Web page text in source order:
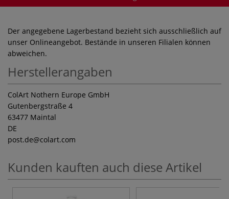
Der angegebene Lagerbestand bezieht sich ausschließlich auf
unser Onlineangebot. Bestände in unseren Filialen können
abweichen.
Herstellerangaben
ColArt Nothern Europe GmbH
Gutenbergstraße 4
63477 Maintal
DE
post.de@colart.com
Kunden kauften auch diese Artikel